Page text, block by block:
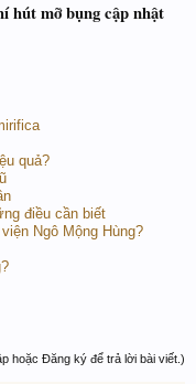
hút mỡ bụng cập nhật
quả?
điều cần biết
Ngô Mộng Hùng?
hoặc Đăng ký để trả lời bài viết.)